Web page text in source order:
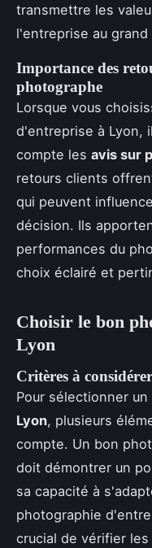
transmettre les
l'entreprise au grand
Importance des
photographe
Lorsque vous
d'entreprise à Lyon,
compte les avis sur
retours clients
qui peuvent
décision. Ils
performances du
choix éclairé et
Choisir le bon
Lyon
Critères à
Pour sélectionner un
Lyon, plusieurs
compte. Un bon
doit démontrer un
sa capacité à
photographie
crucial de vérifier